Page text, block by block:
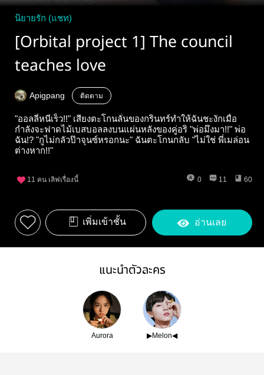
นิยายรัก (แชท)
[Orbital project 1] The council
teaches love
Apigpang ติดตาม
"ออลลี่หนีเร็ว!!" เสียงตะโกนลั่นของกรินทร์ทำให้ฉันชะงักเมื่อ
กำลังจะฟาดไม้เบสบอลลงบนแผ่นหลังของคู่อริ "พ่อมึงมา!!" พ่อ
ฉัน!? "กูไม่กลัวป๊าจุนซ์หรอกนะ" ฉันตะโกนกลับ "ไม่ใช่ พี่เมล่อน
ต่างหาก!!"
11 คน เลิฟเรื่องนี้ 0 11 60
เพิ่มเข้าชั้น อ่านเลย
แนะนำตัวละคร
Aurora ▶Melon◀